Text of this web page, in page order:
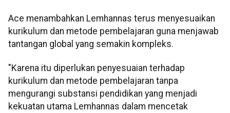
Ace menambahkan Lemhannas terus menyesuaikan
kurikulum dan metode pembelajaran guna menjawab
tantangan global yang semakin kompleks.
"Karena itu diperlukan penyesuaian terhadap
kurikulum dan metode pembelajaran tanpa
mengurangi substansi pendidikan yang menjadi
kekuatan utama Lemhannas dalam mencetak